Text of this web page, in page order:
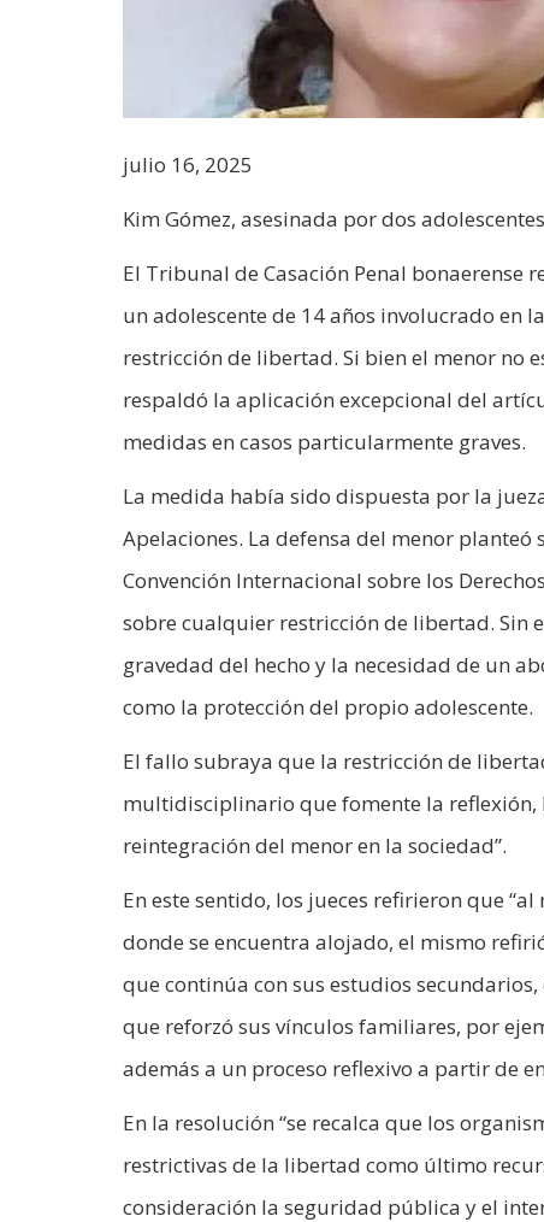
julio 16, 2025
Kim Gómez, asesinada por dos
El Tribunal de Casación Penal bonaerense
un adolescente de 14 años involucrado en
restricción de libertad. Si bien el menor no
respaldó la aplicación excepcional del
medidas en casos particularmente graves.
La medida había sido dispuesta por la
Apelaciones. La defensa del menor
Convención Internacional sobre los
sobre cualquier restricción de libertad. Sin
gravedad del hecho y la necesidad de un
como la protección del propio adolescente.
El fallo subraya que la restricción de
multidisciplinario que fomente la reflexión,
reintegración del menor en la sociedad”.
En este sentido, los jueces refirieron que
donde se encuentra alojado, el mismo
que continúa con sus estudios
que reforzó sus vínculos familiares, por
además a un proceso reflexivo a partir de
En la resolución “se recalca que los
restrictivas de la libertad como último
consideración la seguridad pública y el